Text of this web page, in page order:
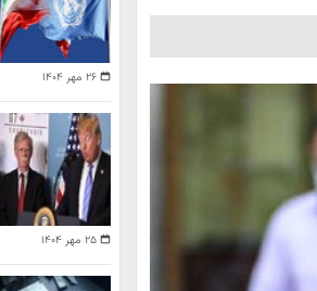
۲۶ مهر ۱۴۰۴
۲۵ مهر ۱۴۰۴